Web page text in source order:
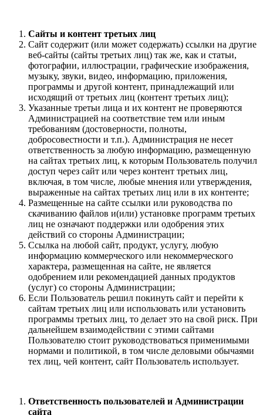
Сайты и контент третьих лиц
Сайт содержит (или может содержать) ссылки на другие
веб-сайты (сайты третьих лиц) так же, как и статьи,
фотографии, иллюстрации, графические изображения,
музыку, звуки, видео, информацию, приложения,
программы и другой контент, принадлежащий или
исходящий от третьих лиц (контент третьих лиц);
Указанные третьи лица и их контент не проверяются
Администрацией на соответствие тем или иным
требованиям (достоверности, полноты,
добросовестности и т.п.). Администрация не несет
ответственность за любую информацию, размещенную
на сайтах третьих лиц, к которым Пользователь получил
доступ через сайт или через контент третьих лиц,
включая, в том числе, любые мнения или утверждения,
выраженные на сайтах третьих лиц или в их контенте;
Размещенные на сайте ссылки или руководства по
скачиванию файлов и(или) установке программ третьих
лиц не означают поддержки или одобрения этих
действий со стороны Администрации;
Ссылка на любой сайт, продукт, услугу, любую
информацию коммерческого или некоммерческого
характера, размещенная на сайте, не является
одобрением или рекомендацией данных продуктов
(услуг) со стороны Администрации;
Если Пользователь решил покинуть сайт и перейти к
сайтам третьих лиц или использовать или установить
программы третьих лиц, то делает это на свой риск. При
дальнейшем взаимодействии с этими сайтами
Пользователю стоит руководствоваться применимыми
нормами и политикой, в том числе деловыми обычаями
тех лиц, чей контент, сайт Пользователь использует.
Ответственность пользователей и Администрации
сайта